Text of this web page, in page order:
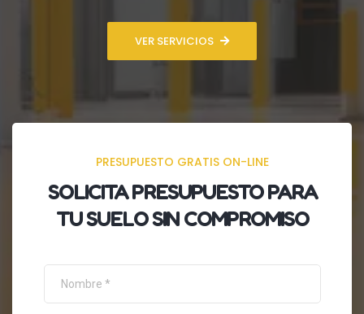
VER SERVICIOS
PRESUPUESTO GRATIS ON-LINE
SOLICITAPRESUPUESTOPARA
TU SUELO SIN COMPROMISO